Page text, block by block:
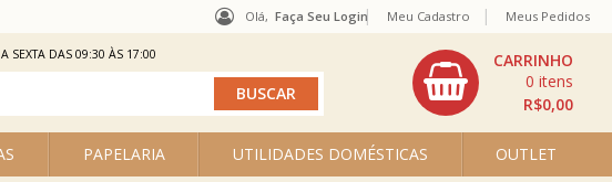
Olá, Faça Seu Login
PAPELARIA UTILIDADES DOMÉSTICAS OUTLET
R$0,00
0
Meu Cadastro Meus Pedidos
SEXTA DAS 09:30 ÀS 17:00